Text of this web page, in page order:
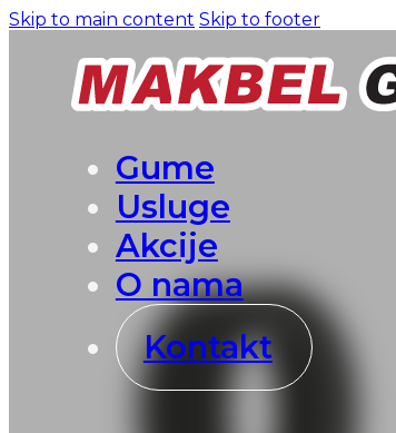
Skip to main content Skip to footer
Gume
Usluge
Akcije
O nama
Kontakt